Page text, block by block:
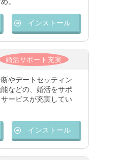
インストール
婚活サポート充実
やデートセッティン
などの、婚活をサポ
ービスが充実してい
インストール